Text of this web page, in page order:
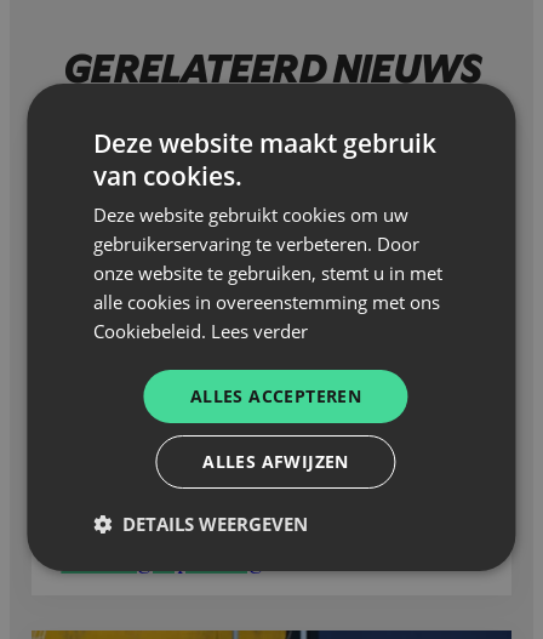
GERELATEERD NIEUWS
Deze website maakt gebruik
van cookies.
Deze website gebruikt cookies om uw
gebruikerservaring te verbeteren. Door
onze website te gebruiken, stemt u in met
alle cookies in overeenstemming met ons
Cookiebeleid. Lees verder
ALLES ACCEPTEREN
ALLES AFWIJZEN
DETAILS WEERGEVEN